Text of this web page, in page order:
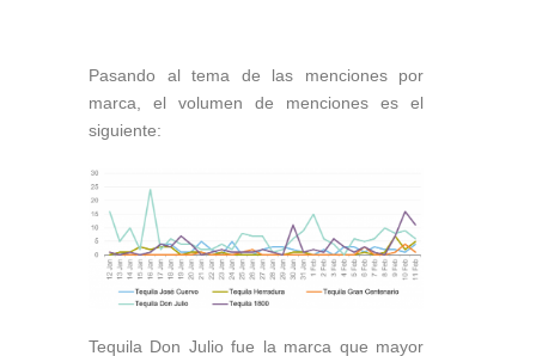
Pasando al tema de las menciones por
marca, el volumen de menciones es el
siguiente:
Tequila Don Julio fue la marca que mayor